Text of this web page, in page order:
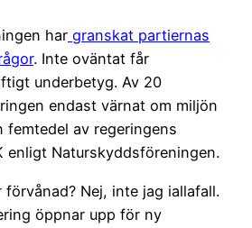
har granskat partiernas
. Inte oväntat får
underbetyg. Av 20
endast värnat om miljön
femtedel av regeringens
enligt Naturskyddsföreningen.
Nej, inte jag iallafall.
öppnar upp för ny